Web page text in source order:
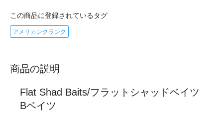
この商品に登録されているタグ
アメリカンクランク
商品の説明
Flat Shad Baits/フラットシャッドベイツ
Bベイツ